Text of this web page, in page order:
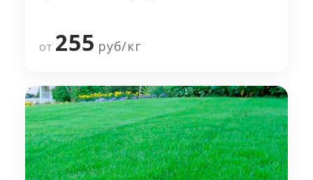
от 255 руб/кг